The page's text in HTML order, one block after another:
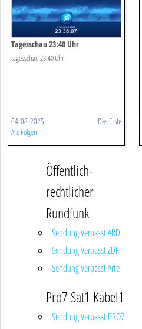
Tagesschau 23:40 Uhr
tagesschau 23:40 Uhr
04-08-2025 Das Erste
Alle Folgen
Öffentlich-
rechtlicher
Rundfunk
Sendung Verpasst ARD
Sendung Verpasst ZDF
Sendung Verpasst Arte
Pro7 Sat1 Kabel1
Sendung Verpasst PRO7